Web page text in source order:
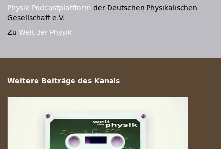
Physik-Podcastplattform der Deutschen Physikalischen
Gesellschaft e.V.
Zu Welt der Physik
Weitere Beiträge des Kanals